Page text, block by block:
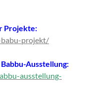
Projekte:
projekt/
Ausstellung:
ausstellung-